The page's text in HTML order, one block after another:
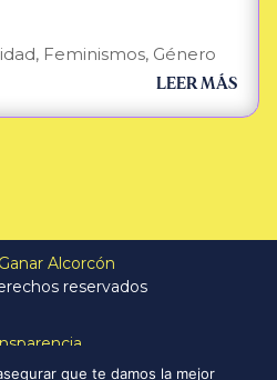
, Feminismos, Género
LEER MÁS
Ganar Alcorcón
reservados
Privacidad
que te damos la mejor